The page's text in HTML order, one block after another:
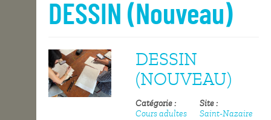
ENSEIGNEMENT
INTERNATIONAL
DESSIN (Nouveau)
DESSIN
(NOUVEAU)
Catégorie
Cours adultes
Site
Saint-Nazaire